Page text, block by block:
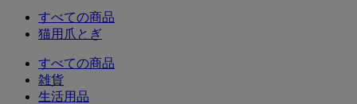
すべての商品
猫用爪とぎ
すべての商品
雑貨
生活用品